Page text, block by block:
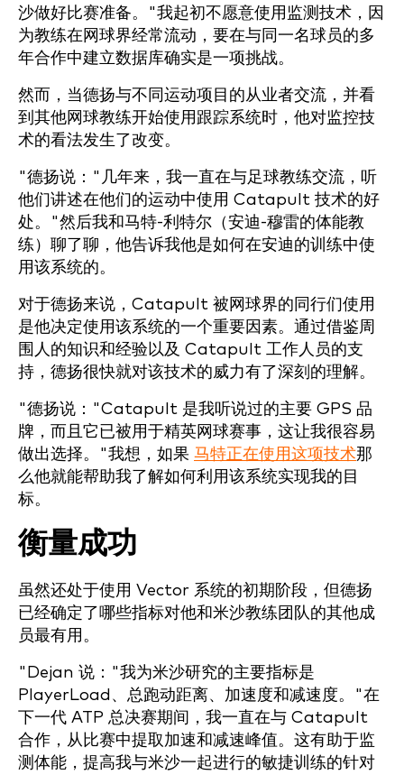
沙做好比赛准备。"我起初不愿意使用监测技术，因
为教练在网球界经常流动，要在与同一名球员的多
年合作中建立数据库确实是一项挑战。
然而，当德扬与不同运动项目的从业者交流，并看
到其他网球教练开始使用跟踪系统时，他对监控技
术的看法发生了改变。
"德扬说："几年来，我一直在与足球教练交流，听
他们讲述在他们的运动中使用 Catapult 技术的好
处。"然后我和马特-利特尔（安迪-穆雷的体能教
练）聊了聊，他告诉我他是如何在安迪的训练中使
用该系统的。
对于德扬来说，Catapult 被网球界的同行们使用
是他决定使用该系统的一个重要因素。通过借鉴周
围人的知识和经验以及 Catapult 工作人员的支
持，德扬很快就对该技术的威力有了深刻的理解。
"德扬说："Catapult 是我听说过的主要 GPS 品
牌，而且它已被用于精英网球赛事，这让我很容易
做出选择。"我想，如果 马特正在使用这项技术那
么他就能帮助我了解如何利用该系统实现我的目
标。
衡量成功
虽然还处于使用 Vector 系统的初期阶段，但德扬
已经确定了哪些指标对他和米沙教练团队的其他成
员最有用。
"Dejan 说："我为米沙研究的主要指标是
PlayerLoad、总跑动距离、加速度和减速度。"在
下一代 ATP 总决赛期间，我一直在与 Catapult
合作，从比赛中提取加速和减速峰值。这有助于监
测体能，提高我与米沙一起进行的敏捷训练的针对